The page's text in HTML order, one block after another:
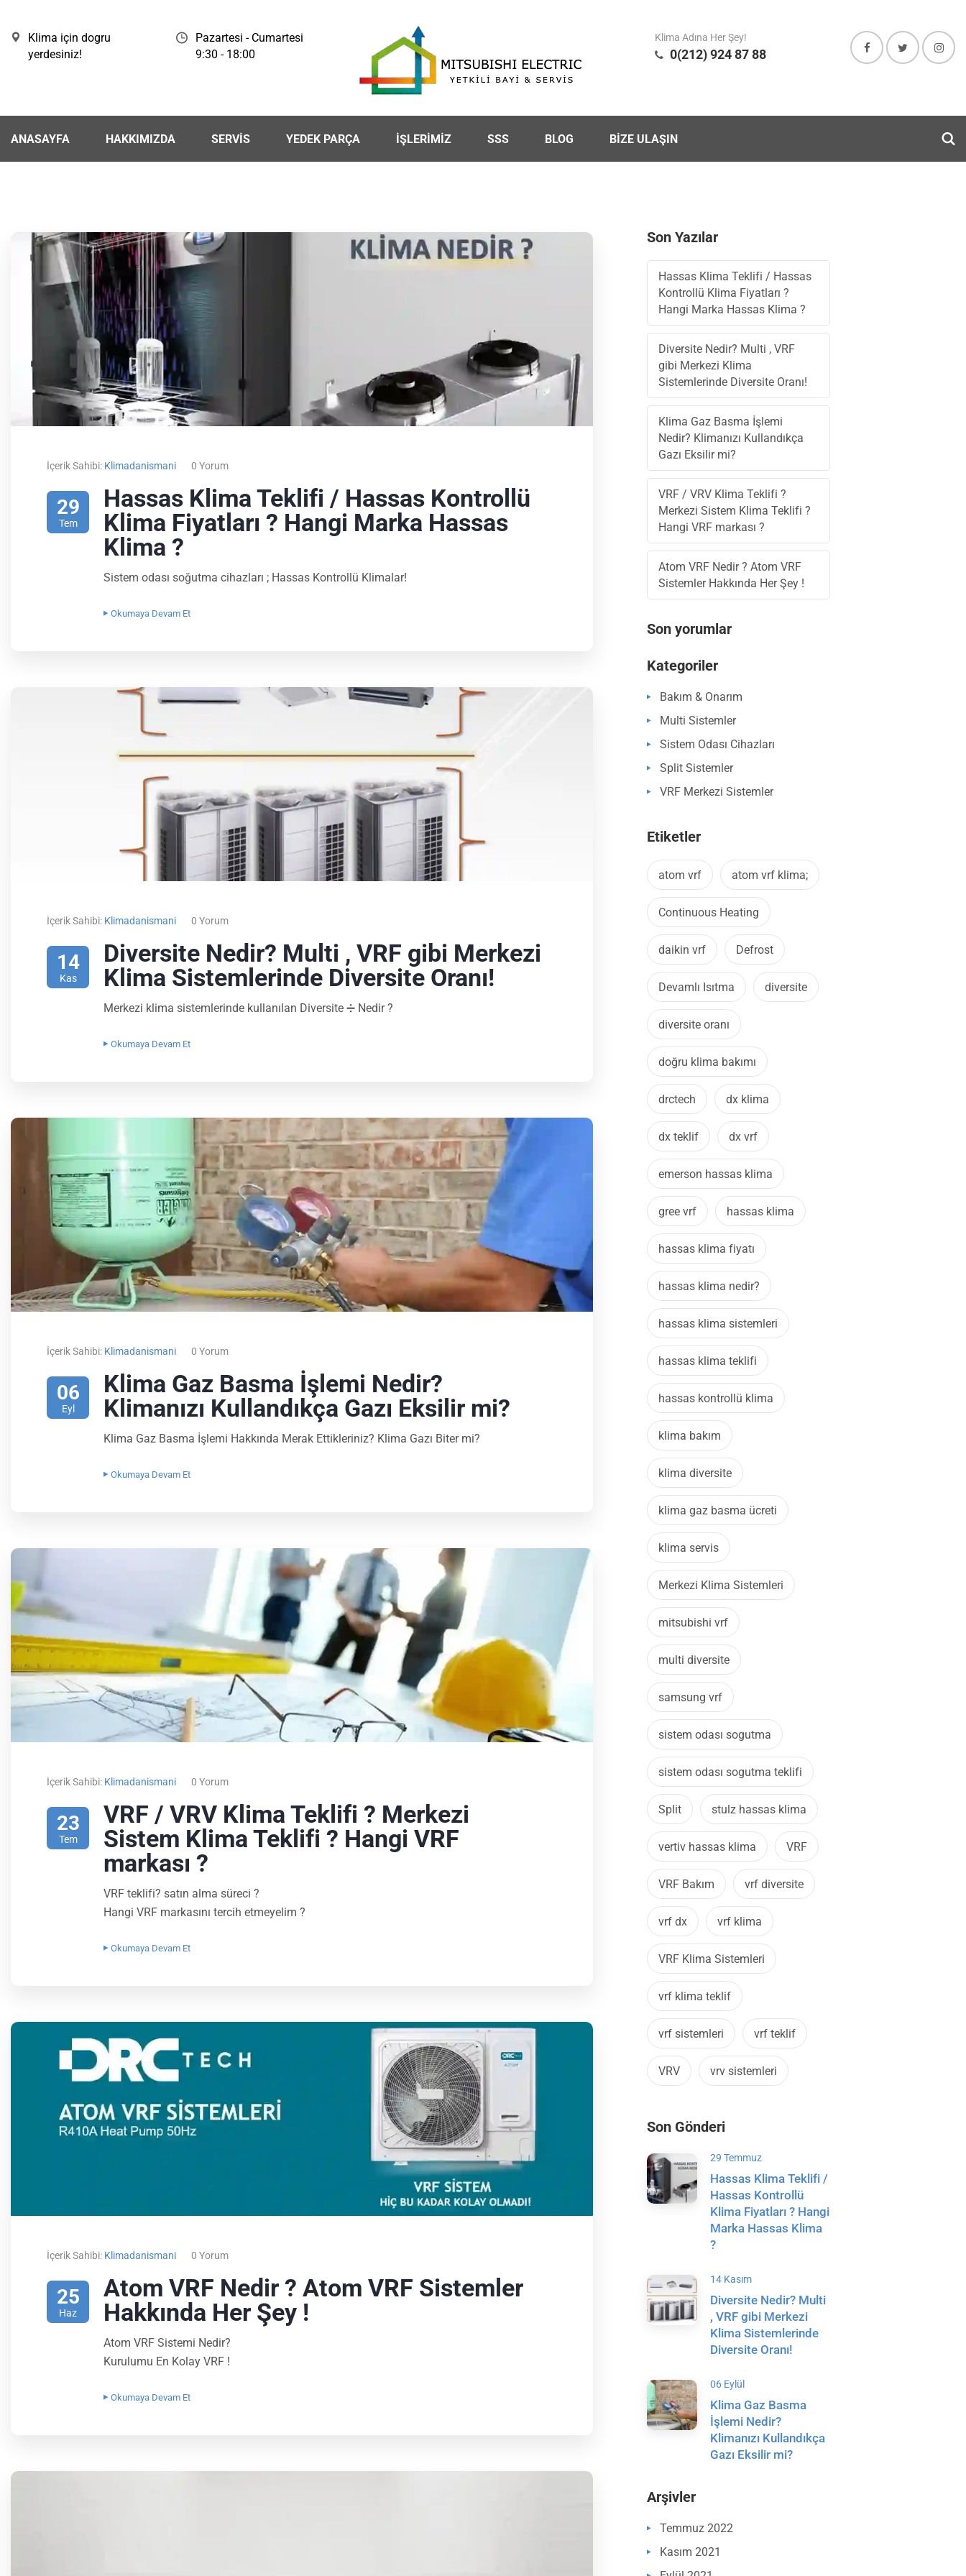
Klima için dogru
yerdesiniz!
Pazartesi - Cumartesi
9:30 - 18:00
Klima Adına Her Şey!
0(212) 924 87 88
ANASAYFA HAKKIMIZDA SERVİS YEDEK PARÇA İŞLERİMİZ SSS BLOG BİZE ULAŞIN
İçerik Sahibi: Klimadanismani 0 Yorum
29
Tem
Hassas Klima Teklifi / Hassas Kontrollü
Klima Fiyatları ? Hangi Marka Hassas
Klima ?
Sistem odası soğutma cihazları ; Hassas Kontrollü Klimalar!
Okumaya Devam Et
İçerik Sahibi: Klimadanismani 0 Yorum
14
Kas
Diversite Nedir? Multi , VRF gibi Merkezi
Klima Sistemlerinde Diversite Oranı!
Merkezi klima sistemlerinde kullanılan Diversite ➗ Nedir ?
Okumaya Devam Et
İçerik Sahibi: Klimadanismani 0 Yorum
06
Eyl
Klima Gaz Basma İşlemi Nedir?
Klimanızı Kullandıkça Gazı Eksilir mi?
Klima Gaz Basma İşlemi Hakkında Merak Ettikleriniz? Klima Gazı Biter mi?
Okumaya Devam Et
İçerik Sahibi: Klimadanismani 0 Yorum
23
Tem
VRF / VRV Klima Teklifi ? Merkezi
Sistem Klima Teklifi ? Hangi VRF
markası ?
VRF teklifi? satın alma süreci ?
Hangi VRF markasını tercih etmeyelim ?
Okumaya Devam Et
İçerik Sahibi: Klimadanismani 0 Yorum
25
Haz
Atom VRF Nedir ? Atom VRF Sistemler
Hakkında Her Şey !
Atom VRF Sistemi Nedir?
Kurulumu En Kolay VRF !
Okumaya Devam Et
Son Yazılar
Hassas Klima Teklifi / Hassas
Kontrollü Klima Fiyatları ?
Hangi Marka Hassas Klima ?
Diversite Nedir? Multi , VRF
gibi Merkezi Klima
Sistemlerinde Diversite Oranı!
Klima Gaz Basma İşlemi
Nedir? Klimanızı Kullandıkça
Gazı Eksilir mi?
VRF / VRV Klima Teklifi ?
Merkezi Sistem Klima Teklifi ?
Hangi VRF markası ?
Atom VRF Nedir ? Atom VRF
Sistemler Hakkında Her Şey !
Son yorumlar
Kategoriler
Bakım & Onarım
Multi Sistemler
Sistem Odası Cihazları
Split Sistemler
VRF Merkezi Sistemler
Etiketler
atom vrf atom vrf klima;
Continuous Heating
daikin vrf Defrost
Devamlı Isıtma diversite
diversite oranı
doğru klima bakımı
drctech dx klima
dx teklif dx vrf
emerson hassas klima
gree vrf hassas klima
hassas klima fiyatı
hassas klima nedir?
hassas klima sistemleri
hassas klima teklifi
hassas kontrollü klima
klima bakım
klima diversite
klima gaz basma ücreti
klima servis
Merkezi Klima Sistemleri
mitsubishi vrf
multi diversite
samsung vrf
sistem odası sogutma
sistem odası sogutma teklifi
Split stulz hassas klima
vertiv hassas klima VRF
VRF Bakım vrf diversite
vrf dx vrf klima
VRF Klima Sistemleri
vrf klima teklif
vrf sistemleri vrf teklif
VRV vrv sistemleri
Son Gönderi
29 Temmuz
Hassas Klima Teklifi /
Hassas Kontrollü
Klima Fiyatları ? Hangi
Marka Hassas Klima
?
14 Kasım
Diversite Nedir? Multi
, VRF gibi Merkezi
Klima Sistemlerinde
Diversite Oranı!
06 Eylül
Klima Gaz Basma
İşlemi Nedir?
Klimanızı Kullandıkça
Gazı Eksilir mi?
Arşivler
Temmuz 2022
Kasım 2021